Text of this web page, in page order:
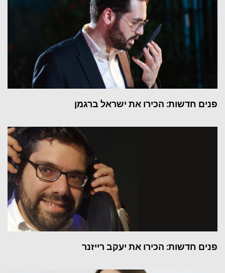
פנים חדשות: הכירו את ישראל ברגמן
פנים חדשות: הכירו את יעקב רייזנר